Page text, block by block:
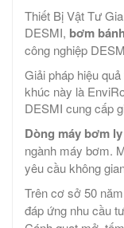
Thiết Bị Vật Tư
DESMI, bơm
công nghiệp
Giải pháp hiệu
khúc này là
DESMI cung cấp
Dòng máy bơm
ngành máy bơm.
yêu cầu không
Trên cơ sở 50
đáp ứng nhu cầu